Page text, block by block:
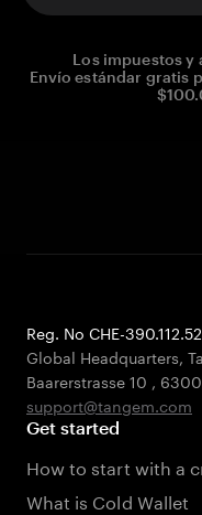
Los impuestos y
Envío estándar gratis
Reg. No CHE-
Global Headquarters,
Baarerstrasse 10 ,
support@tangem.com
Get started
How to start with a
What is Cold Wallet